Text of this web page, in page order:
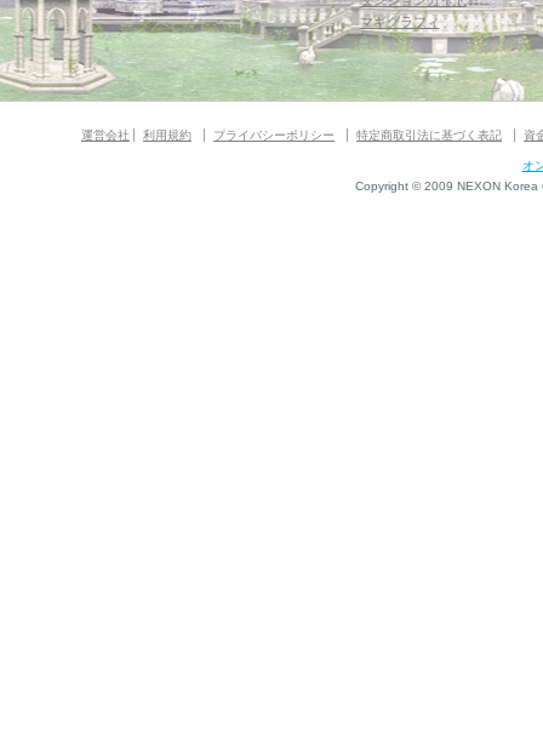
マギグラフィ
運営会社 利用規約 プライバシーポリシー 特定商取引法に基づく表記 資
オ
Copyright © 2009 NEXON Korea